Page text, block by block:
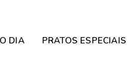
DIA PRATOS ESPECIAIS